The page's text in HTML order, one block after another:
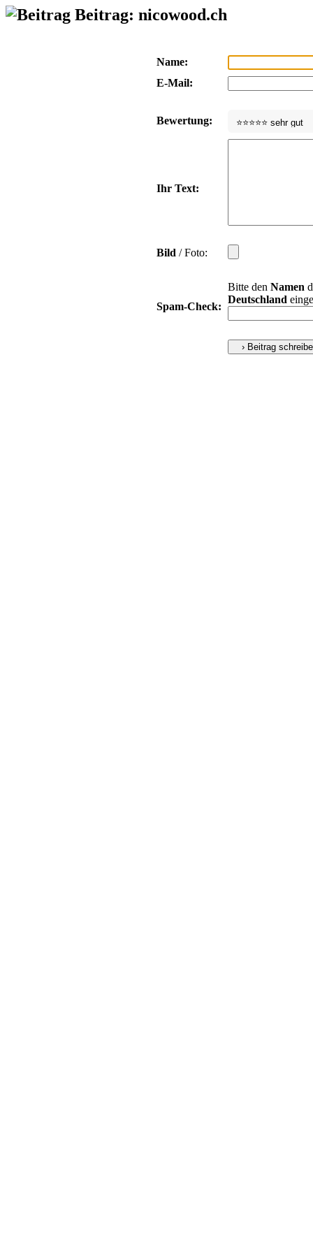
Beitrag: nicowood.ch
Name:
E-Mail:
Bewertung:
Ihr Text:
Bild / Foto:
Spam-Check:
Bitte den Namen
Deutschland